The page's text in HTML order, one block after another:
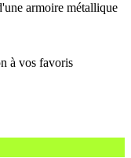
armoire métallique